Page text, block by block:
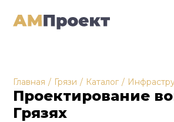
Главная / Грязи / Каталог /
Проектирование
Грязях